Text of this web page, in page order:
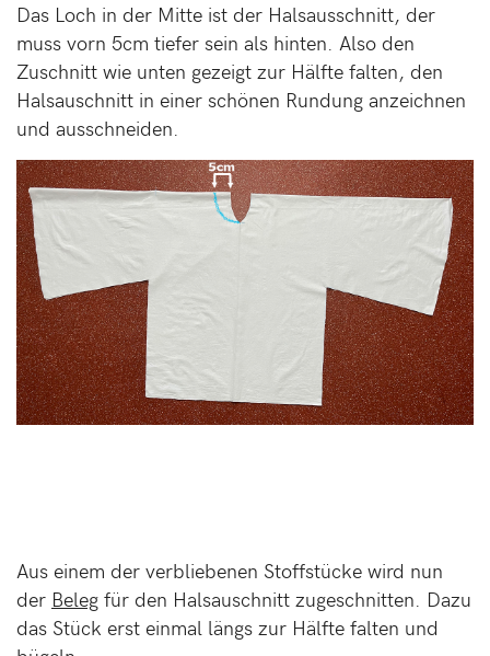
Das Loch in der Mitte ist der Halsausschnitt, der
muss vorn 5cm tiefer sein als hinten. Also den
Zuschnitt wie unten gezeigt zur Hälfte falten, den
Halsauschnitt in einer schönen Rundung anzeichnen
und ausschneiden.
Aus einem der verbliebenen Stoffstücke wird nun
der Beleg für den Halsauschnitt zugeschnitten. Dazu
das Stück erst einmal längs zur Hälfte falten und